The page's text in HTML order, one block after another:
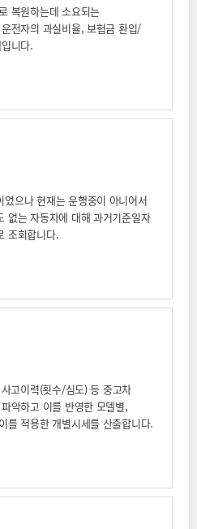
복원하는데 소요되는
전자의 과실비율, 보험금 환입/
니다.
으나 현재는 운행중이 아니어서
없는 자동차에 대해 과거기준일자
조회합니다.
고이력(횟수/심도) 등 중고차
악하고 이를 반영한 모델별,
를 적용한 개별시세를 산출합니다.